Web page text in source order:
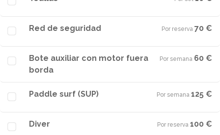
Red de seguridad Por reserva·70 €
Bote auxiliar con motor fuera
borda
Por semana·60 €
Paddle surf (SUP) Por semana·125 €
Diver Por reserva·100 €